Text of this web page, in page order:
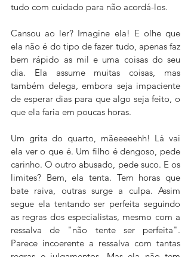
tudo com cuidado para não acordá-los.
Cansou ao ler? Imagine ela! E olhe que
ela não é do tipo de fazer tudo, apenas faz
bem rápido as mil e uma coisas do seu
dia. Ela assume muitas coisas, mas
também delega, embora seja impaciente
de esperar dias para que algo seja feito, o
que ela faria em poucas horas.
Um grita do quarto, mãeeeeehh! Lá vai
ela ver o que é. Um filho é dengoso, pede
carinho. O outro abusado, pede suco. E os
limites? Bem, ela tenta. Tem horas que
bate raiva, outras surge a culpa. Assim
segue ela tentando ser perfeita seguindo
as regras dos especialistas, mesmo com a
ressalva de "não tente ser perfeita".
Parece incoerente a ressalva com tantas